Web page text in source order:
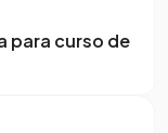
para curso de